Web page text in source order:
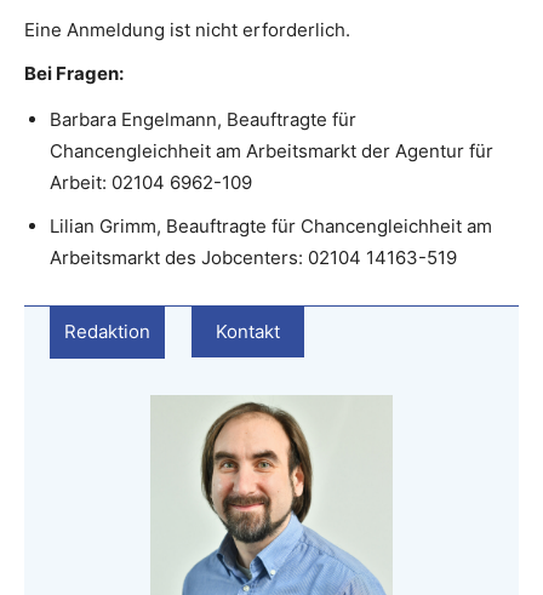
Eine Anmeldung ist nicht erforderlich.
Bei Fragen:
Barbara Engelmann, Beauftragte für
Chancengleichheit am Arbeitsmarkt der Agentur für
Arbeit: 02104 6962-109
Lilian Grimm, Beauftragte für Chancengleichheit am
Arbeitsmarkt des Jobcenters: 02104 14163-519
Redaktion Kontakt